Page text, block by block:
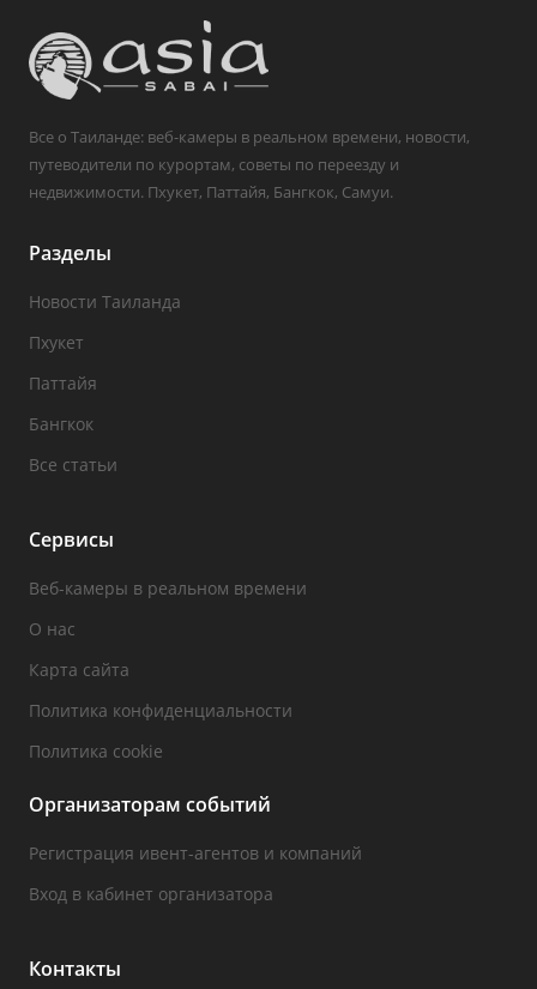
Все о Таиланде: веб-камеры в реальном времени, новости,
путеводители по курортам, советы по переезду и
недвижимости. Пхукет, Паттайя, Бангкок, Самуи.
Разделы
Новости Таиланда
Пхукет
Паттайя
Бангкок
Все статьи
Сервисы
Веб-камеры в реальном времени
О нас
Карта сайта
Политика конфиденциальности
Политика cookie
Организаторам событий
Регистрация ивент-агентов и компаний
Вход в кабинет организатора
Контакты